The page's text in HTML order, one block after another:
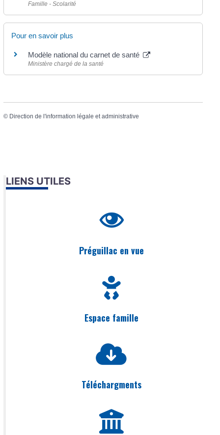
Famille - Scolarité
Pour en savoir plus
Modèle national du carnet de santé
Ministère chargé de la santé
© Direction de l'information légale et administrative
LIENS UTILES
Préguillac en vue
Espace famille
Téléchargments